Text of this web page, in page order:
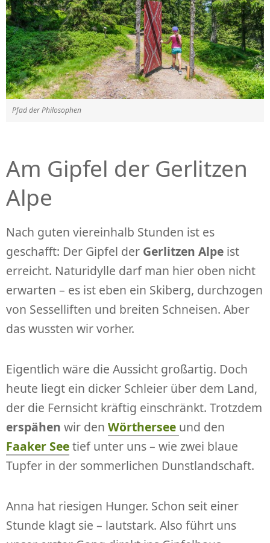
Pfad der Philosophen
Am Gipfel der Gerlitzen
Alpe
Nach guten viereinhalb Stunden ist es
geschafft: Der Gipfel der Gerlitzen Alpe ist
erreicht. Naturidylle darf man hier oben nicht
erwarten – es ist eben ein Skiberg, durchzogen
von Sesselliften und breiten Schneisen. Aber
das wussten wir vorher.
Eigentlich wäre die Aussicht großartig. Doch
heute liegt ein dicker Schleier über dem Land,
der die Fernsicht kräftig einschränkt. Trotzdem
erspähen wir den Wörthersee und den
Faaker Seetief unter uns – wie zwei blaue
Tupfer in der sommerlichen Dunstlandschaft.
Anna hat riesigen Hunger. Schon seit einer
Stunde klagt sie – lautstark. Also führt uns